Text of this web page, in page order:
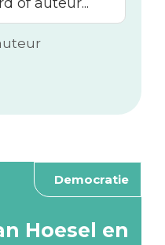
Democratie
Hoesel en